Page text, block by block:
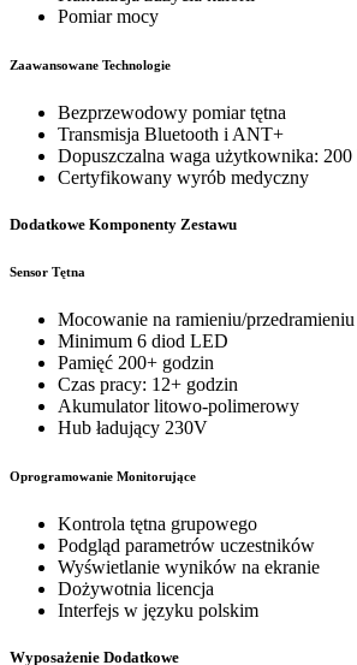
Pomiar mocy
Zaawansowane Technologie
Bezprzewodowy pomiar tętna
Transmisja Bluetooth i ANT+
Dopuszczalna waga użytkownika:
Certyfikowany wyrób medyczny
Dodatkowe Komponenty Zestawu
Sensor Tętna
Mocowanie na ramieniu/przedramieniu
Minimum 6 diod LED
Pamięć 200+ godzin
Czas pracy: 12+ godzin
Akumulator litowo-polimerowy
Hub ładujący 230V
Oprogramowanie Monitorujące
Kontrola tętna grupowego
Podgląd parametrów uczestników
Wyświetlanie wyników na ekranie
Dożywotnia licencja
Interfejs w języku polskim
Wyposażenie Dodatkowe